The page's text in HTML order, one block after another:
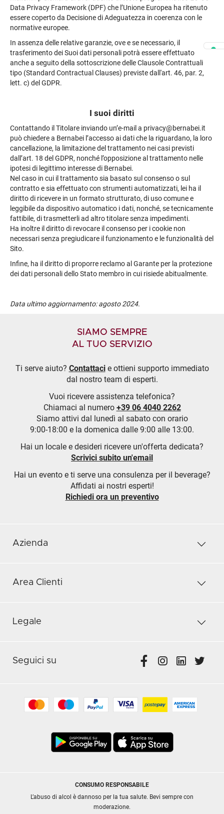
Data Privacy Framework (DPF) che l’Unione Europea ha ritenuto
essere coperto da Decisione di Adeguatezza in coerenza con le
normative europee.
In assenza delle relative garanzie, ove e se necessario, il
trasferimento dei Suoi dati personali potrà essere effettuato
anche a seguito della sottoscrizione delle Clausole Contrattuali
tipo (Standard Contractual Clauses) previste dall'art. 46, par. 2,
lett. c) del GDPR.
I suoi diritti
Contattando il Titolare inviando un’e-mail a privacy@bernabei.it
può chiedere a Bernabei l’accesso ai dati che la riguardano, la loro
cancellazione, la limitazione del trattamento nei casi previsti
dall’art. 18 del GDPR, nonché l’opposizione al trattamento nelle
ipotesi di legittimo interesse di Bernabei.
Nel caso in cui il trattamento sia basato sul consenso o sul
contratto e sia effettuato con strumenti automatizzati, lei ha il
diritto di ricevere in un formato strutturato, di uso comune e
leggibile da dispositivo automatico i dati, nonché, se tecnicamente
fattibile, di trasmetterli ad altro titolare senza impedimenti.
Ha inoltre il diritto di revocare il consenso per i cookie non
necessari senza pregiudicare il funzionamento e le funzionalità del
Sito.
Infine, ha il diritto di proporre reclamo al Garante per la protezione
dei dati personali dello Stato membro in cui risiede abitualmente.
Data ultimo aggiornamento: agosto 2024.
SIAMO SEMPRE
AL TUO SERVIZIO
Ti serve aiuto? Contattacie ottieni supporto immediato
dal nostro team di esperti.
Vuoi ricevere assistenza telefonica?
Chiamaci al numero +39 06 4040 2262
Siamo attivi dal lunedì al sabato con orario
9:00-18:00 e la domenica dalle 9:00 alle 13:00.
Hai un locale e desideri ricevere un'offerta dedicata?
Scrivici subito un'email
Hai un evento e ti serve una consulenza per il beverage?
Affidati ai nostri esperti!
Richiedi ora un preventivo
Azienda
Area Clienti
Legale
Seguici su
CONSUMO RESPONSABILE
L’abuso di alcol è dannoso per la tua salute. Bevi sempre con
moderazione.